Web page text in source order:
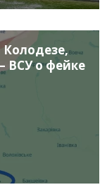
ВСУ о фейке